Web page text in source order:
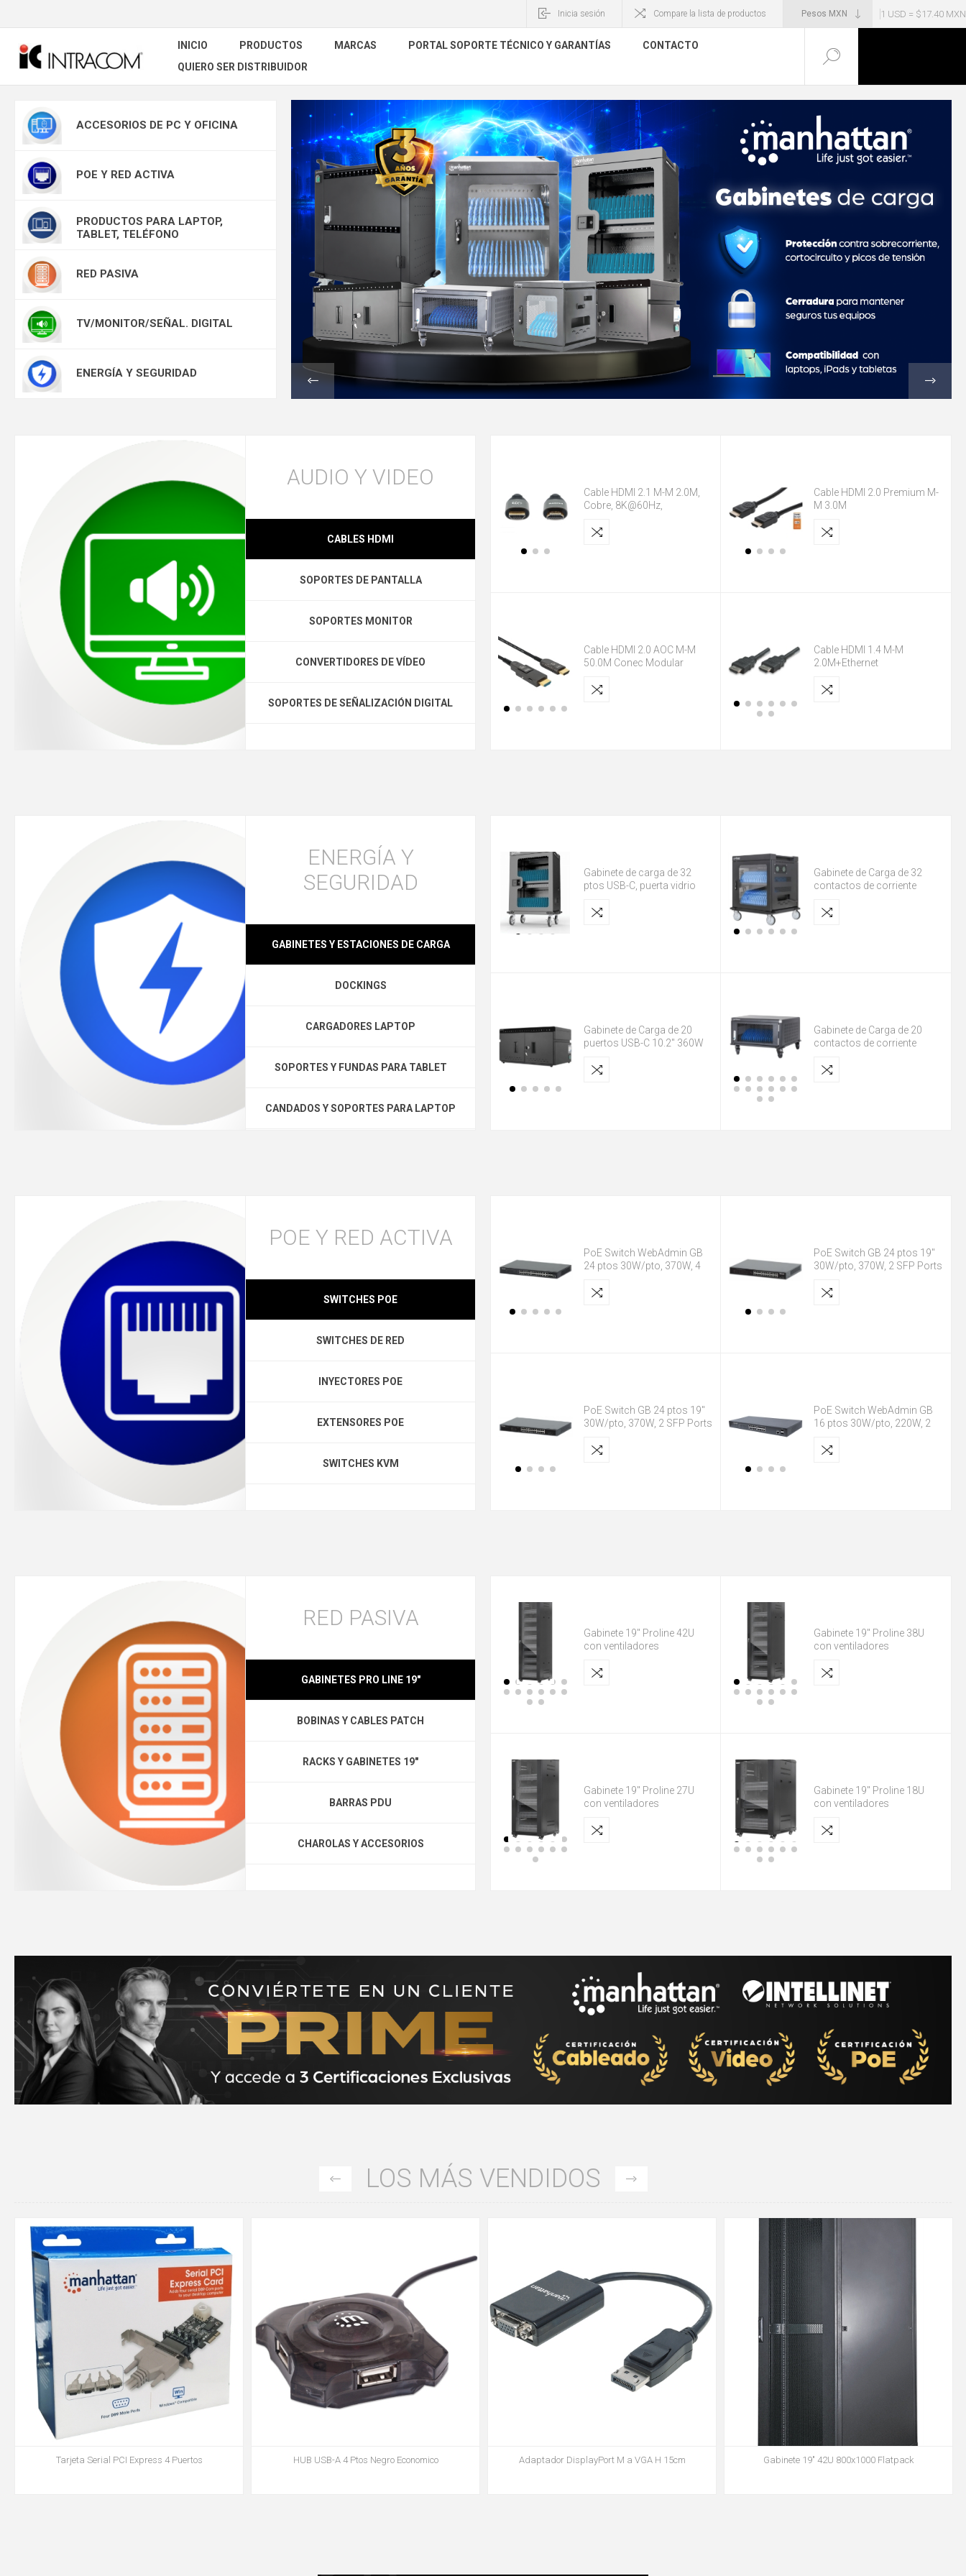
1 USD = $17.40 MXN
Inicia sesión Compare la lista de productos
INICIO PRODUCTOS MARCAS PORTAL SOPORTE TÉCNICO Y GARANTÍAS
CONTACTO
QUIERO SER DISTRIBUIDOR
ACCESORIOS DE PC Y OFICINA
POE Y RED ACTIVA
PRODUCTOS PARA LAPTOP,
TABLET, TELÉFONO
RED PASIVA
TV/MONITOR/SEÑAL. DIGITAL
ENERGÍA Y SEGURIDAD
AUDIO Y VIDEO
CABLES HDMI
SOPORTES DE PANTALLA
SOPORTES MONITOR
CONVERTIDORES DE VÍDEO
SOPORTES DE SEÑALIZACIÓN DIGITAL
Cable HDMI 2.1 M-M 2.0M,
Cobre, 8K@60Hz,
Cable HDMI 2.0 Premium M-
M 3.0M
Cable HDMI 2.0 AOC M-M
50.0M Conec Modular
Cable HDMI 1.4 M-M
2.0M+Ethernet
ENERGÍA Y
SEGURIDAD
GABINETES Y ESTACIONES DE CARGA
DOCKINGS
CARGADORES LAPTOP
SOPORTES Y FUNDAS PARA TABLET
CANDADOS Y SOPORTES PARA LAPTOP
Gabinete de carga de 32
ptos USB-C, puerta vidrio
Gabinete de Carga de 32
contactos de corriente
Gabinete de Carga de 20
puertos USB-C 10.2" 360W
Gabinete de Carga de 20
contactos de corriente
POE Y RED ACTIVA
SWITCHES POE
SWITCHES DE RED
INYECTORES POE
EXTENSORES POE
SWITCHES KVM
PoE Switch WebAdmin GB
24 ptos 30W/pto, 370W, 4
PoE Switch GB 24 ptos 19"
30W/pto, 370W, 2 SFP Ports
PoE Switch GB 24 ptos 19"
30W/pto, 370W, 2 SFP Ports
PoE Switch WebAdmin GB
16 ptos 30W/pto, 220W, 2
RED PASIVA
GABINETES PRO LINE 19"
BOBINAS Y CABLES PATCH
RACKS Y GABINETES 19"
BARRAS PDU
CHAROLAS Y ACCESORIOS
Gabinete 19" Proline 42U
con ventiladores
Gabinete 19" Proline 38U
con ventiladores
Gabinete 19" Proline 27U
con ventiladores
Gabinete 19" Proline 18U
con ventiladores
LOS MÁS VENDIDOS
Tarjeta Serial PCI Express 4 Puertos HUB USB-A 4 Ptos Negro Economico Adaptador DisplayPort M a VGA H 15cm Gabinete 19" 42U 800x1000 Flatpack